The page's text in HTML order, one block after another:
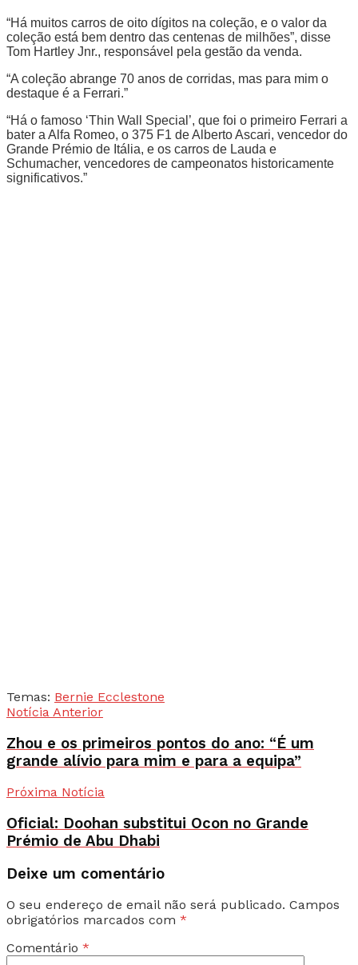
“Há muitos carros de oito dígitos na coleção, e o valor da
coleção está bem dentro das centenas de milhões”, disse
Tom Hartley Jnr., responsável pela gestão da venda.
“A coleção abrange 70 anos de corridas, mas para mim o
destaque é a Ferrari.”
“Há o famoso ‘Thin Wall Special’, que foi o primeiro Ferrari a
bater a Alfa Romeo, o 375 F1 de Alberto Ascari, vencedor do
Grande Prémio de Itália, e os carros de Lauda e
Schumacher, vencedores de campeonatos historicamente
significativos.”
Temas: Bernie Ecclestone
Notícia Anterior
Zhou e os primeiros pontos do ano: “É um
grande alívio para mim e para a equipa”
Próxima Notícia
Oficial: Doohan substitui Ocon no Grande
Prémio de Abu Dhabi
Deixe um comentário
O seu endereço de email não será publicado. Campos
obrigatórios marcados com *
Comentário *